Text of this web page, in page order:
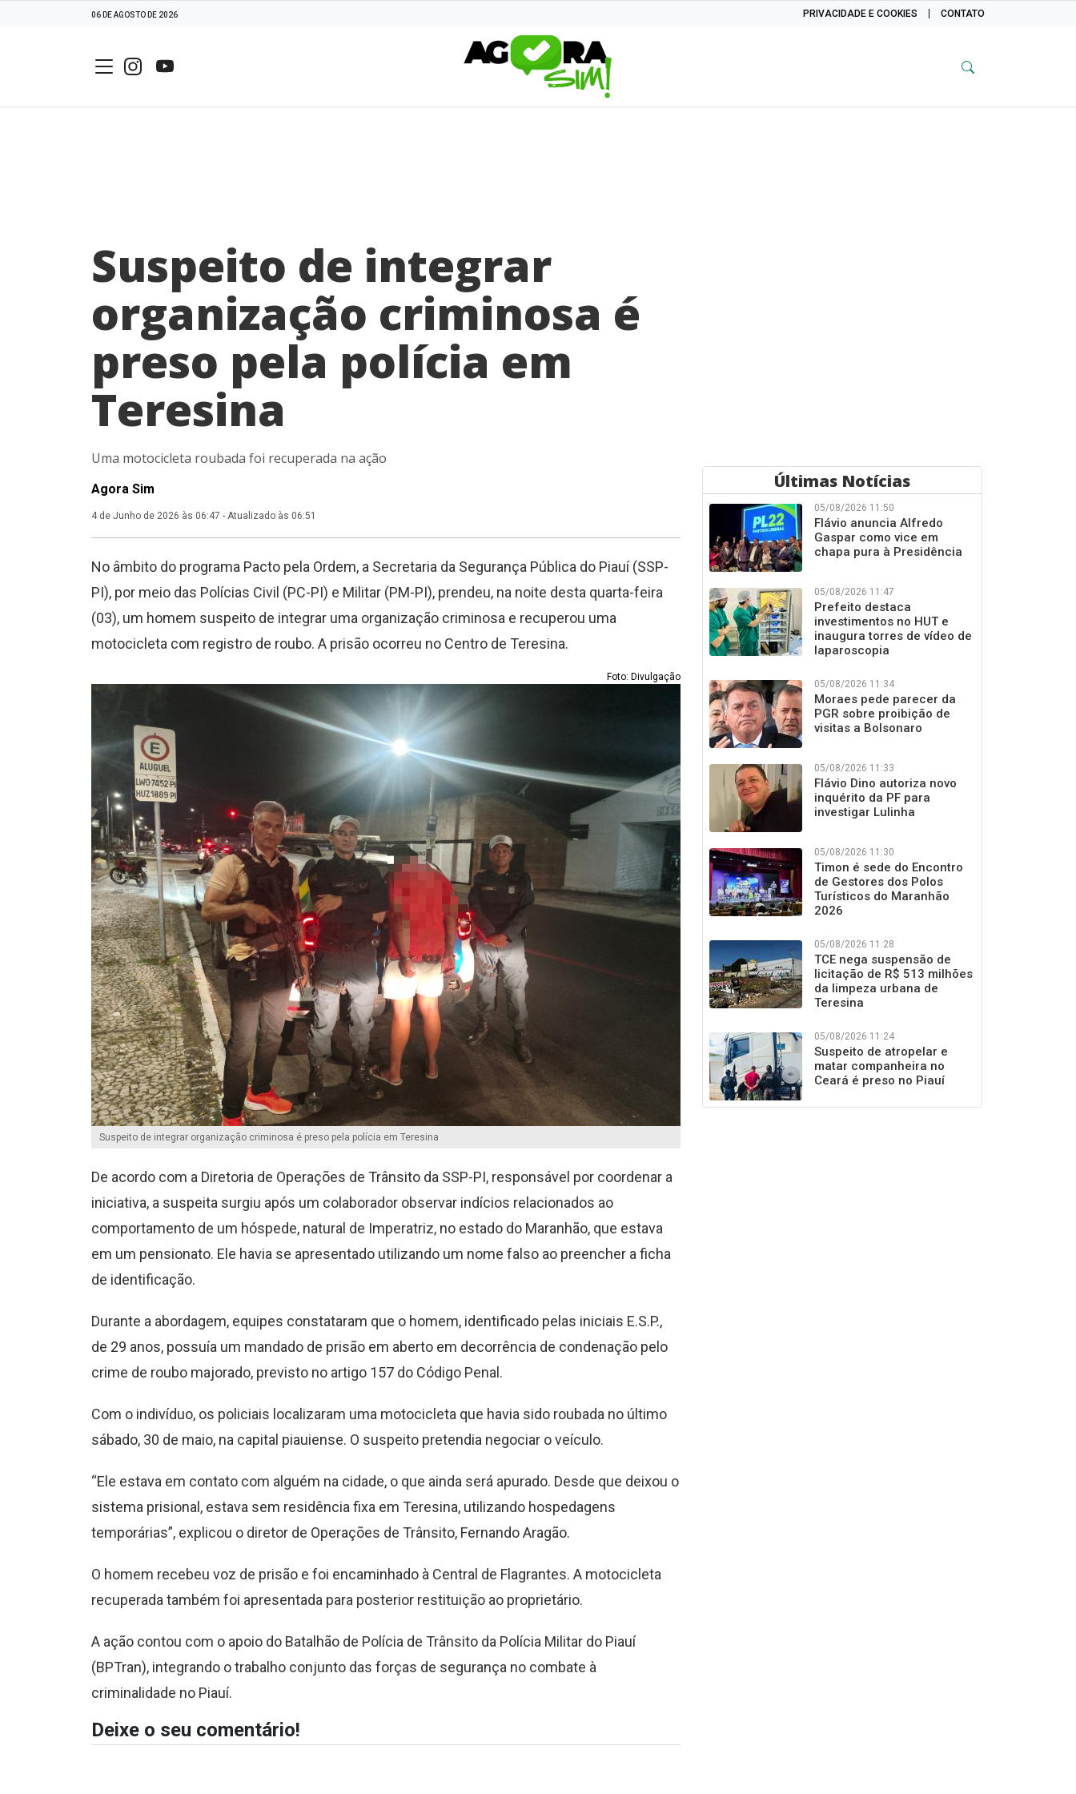
06 DE AGOSTO DE 2026 PRIVACIDADE E COOKIES CONTATO
Suspeito de integrar
organização criminosa é
preso pela polícia em
Teresina
Uma motocicleta roubada foi recuperada na ação
Agora Sim
4 de Junho de 2026 às 06:47 - Atualizado às 06:51
No âmbito do programa Pacto pela Ordem, a Secretaria da Segurança Pública do Piauí (SSP-
PI), por meio das Polícias Civil (PC-PI) e Militar (PM-PI), prendeu, na noite desta quarta-feira
(03), um homem suspeito de integrar uma organização criminosa e recuperou uma
motocicleta com registro de roubo. A prisão ocorreu no Centro de Teresina.
Foto: Divulgação
Suspeito de integrar organização criminosa é preso pela polícia em Teresina
De acordo com a Diretoria de Operações de Trânsito da SSP-PI, responsável por coordenar a
iniciativa, a suspeita surgiu após um colaborador observar indícios relacionados ao
comportamento de um hóspede, natural de Imperatriz, no estado do Maranhão, que estava
em um pensionato. Ele havia se apresentado utilizando um nome falso ao preencher a ficha
de identificação.
Durante a abordagem, equipes constataram que o homem, identificado pelas iniciais E.S.P.,
de 29 anos, possuía um mandado de prisão em aberto em decorrência de condenação pelo
crime de roubo majorado, previsto no artigo 157 do Código Penal.
Com o indivíduo, os policiais localizaram uma motocicleta que havia sido roubada no último
sábado, 30 de maio, na capital piauiense. O suspeito pretendia negociar o veículo.
“Ele estava em contato com alguém na cidade, o que ainda será apurado. Desde que deixou o
sistema prisional, estava sem residência fixa em Teresina, utilizando hospedagens
temporárias”, explicou o diretor de Operações de Trânsito, Fernando Aragão.
O homem recebeu voz de prisão e foi encaminhado à Central de Flagrantes. A motocicleta
recuperada também foi apresentada para posterior restituição ao proprietário.
A ação contou com o apoio do Batalhão de Polícia de Trânsito da Polícia Militar do Piauí
(BPTran), integrando o trabalho conjunto das forças de segurança no combate à
criminalidade no Piauí.
Deixe o seu comentário!
Últimas Notícias
05/08/2026 11:50
Flávio anuncia Alfredo
Gaspar como vice em
chapa pura à Presidência
05/08/2026 11:47
Prefeito destaca
investimentos no HUT e
inaugura torres de vídeo de
laparoscopia
05/08/2026 11:34
Moraes pede parecer da
PGR sobre proibição de
visitas a Bolsonaro
05/08/2026 11:33
Flávio Dino autoriza novo
inquérito da PF para
investigar Lulinha
05/08/2026 11:30
Timon é sede do Encontro
de Gestores dos Polos
Turísticos do Maranhão
2026
05/08/2026 11:28
TCE nega suspensão de
licitação de R$ 513 milhões
da limpeza urbana de
Teresina
05/08/2026 11:24
Suspeito de atropelar e
matar companheira no
Ceará é preso no Piauí